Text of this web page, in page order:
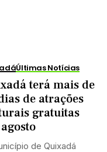
Últimas Notícias
terá mais de
de atrações
gratuitas
de Quixadá